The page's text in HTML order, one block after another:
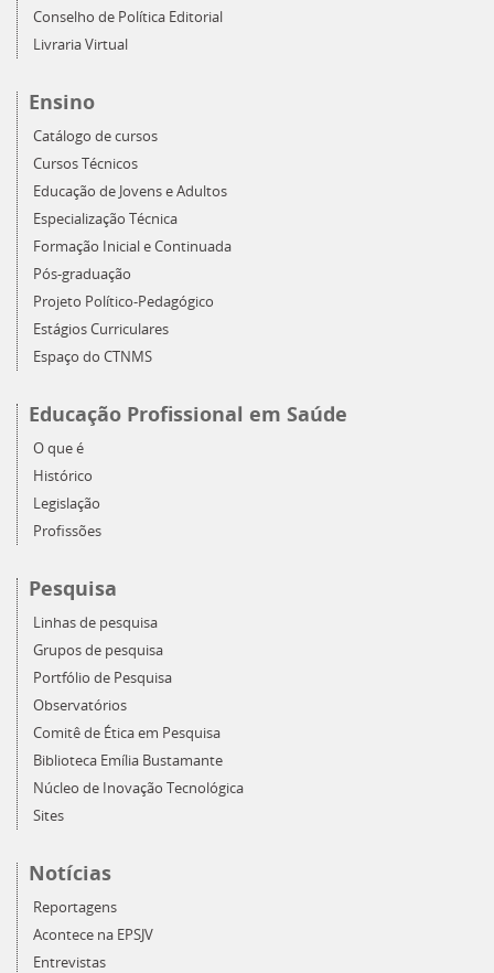
Conselho de Política Editorial
Livraria Virtual
Ensino
Catálogo de cursos
Cursos Técnicos
Educação de Jovens e Adultos
Especialização Técnica
Formação Inicial e Continuada
Pós-graduação
Projeto Político-Pedagógico
Estágios Curriculares
Espaço do CTNMS
Educação Profissional em Saúde
O que é
Histórico
Legislação
Profissões
Pesquisa
Linhas de pesquisa
Grupos de pesquisa
Portfólio de Pesquisa
Observatórios
Comitê de Ética em Pesquisa
Biblioteca Emília Bustamante
Núcleo de Inovação Tecnológica
Sites
Notícias
Reportagens
Acontece na EPSJV
Entrevistas